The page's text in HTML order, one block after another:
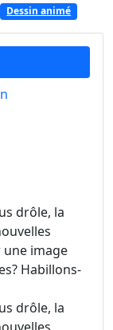
Dessin animé
drôle, la
une image
Habillons-
drôle, la